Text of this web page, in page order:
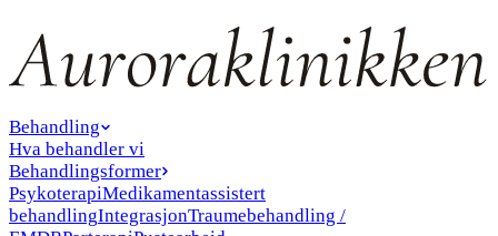
Behandling
Hva behandler vi
Behandlingsformer
PsykoterapiMedikamentassistert
behandlingIntegrasjonTraumebehandling /